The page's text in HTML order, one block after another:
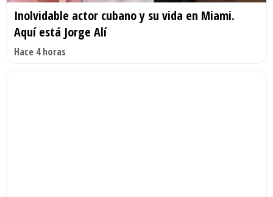
Inolvidable actor cubano y su vida en Miami.
Aquí está Jorge Alí
Hace 4 horas